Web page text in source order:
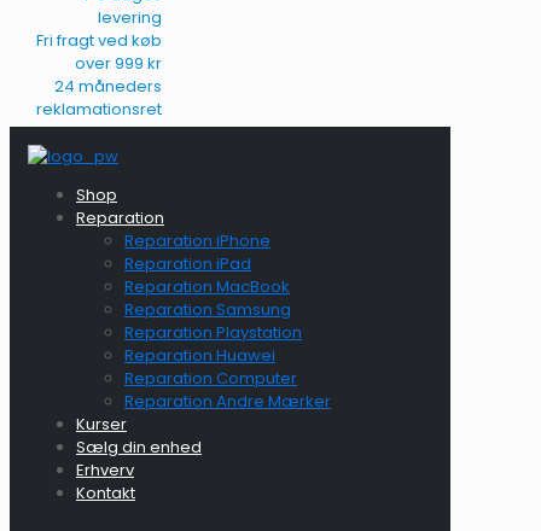
levering
Fri fragt ved køb
over 999 kr
24 måneders
reklamationsret
Shop
Reparation
Reparation iPhone
Reparation iPad
Reparation MacBook
Reparation Samsung
Reparation Playstation
Reparation Huawei
Reparation Computer
Reparation Andre Mærker
Kurser
Sælg din enhed
Erhverv
Kontakt